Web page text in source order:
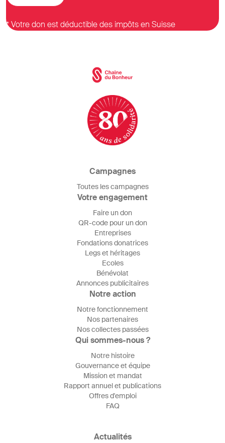
* Votre don est déductible des impôts en Suisse
Campagnes
Toutes les campagnes
Votre engagement
Faire un don
QR-code pour un don
Entreprises
Fondations donatrices
Legs et héritages
Ecoles
Bénévolat
Annonces publicitaires
Notre action
Notre fonctionnement
Nos partenaires
Nos collectes passées
Qui sommes-nous ?
Notre histoire
Gouvernance et équipe
Mission et mandat
Rapport annuel et publications
Offres d'emploi
FAQ
Actualités